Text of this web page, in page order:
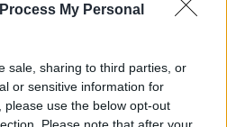
My Personal
sale, sharing to third parties, or
or sensitive information for
use the below opt-out
Please note that after your
κυβερνητικό